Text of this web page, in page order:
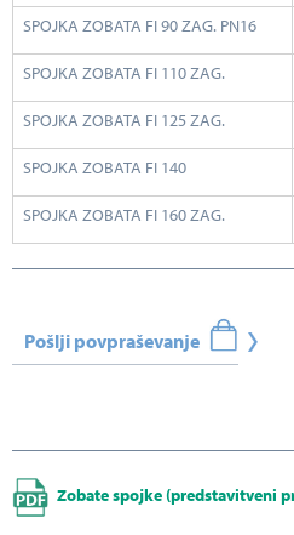
SPOJKA ZOBATA FI 90 ZAG. PN16
SPOJKA ZOBATA FI 110 ZAG.
SPOJKA ZOBATA FI 125 ZAG.
SPOJKA ZOBATA FI 140
SPOJKA ZOBATA FI 160 ZAG.
Pošlji povpraševanje
Zobate spojke (predstavitveni